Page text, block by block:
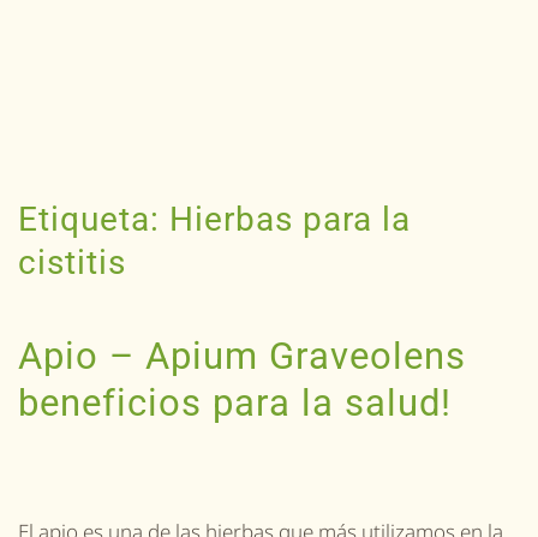
Etiqueta: Hierbas para la
cistitis
Apio – Apium Graveolens
beneficios para la salud!